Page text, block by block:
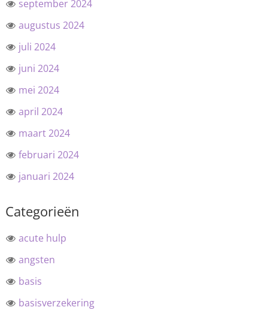
september 2024
augustus 2024
juli 2024
juni 2024
mei 2024
april 2024
maart 2024
februari 2024
januari 2024
Categorieën
acute hulp
angsten
basis
basisverzekering